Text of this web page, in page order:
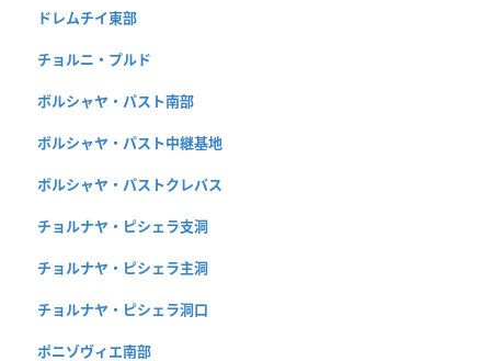
ドレムチイ東部
チョルニ・プルド
ボルシャヤ・パスト南部
ボルシャヤ・パスト中継基地
ボルシャヤ・パストクレバス
チョルナヤ・ピシェラ支洞
チョルナヤ・ピシェラ主洞
チョルナヤ・ピシェラ洞口
ポニゾヴィエ南部